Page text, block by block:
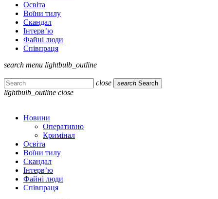
Освіта
Воїни тилу
Скандал
Інтерв’ю
Файні люди
Співпраця
search menu lightbulb_outline
close search Search
lightbulb_outline close
Новини
Оперативно
Кримінал
Освіта
Воїни тилу
Скандал
Інтерв’ю
Файні люди
Співпраця